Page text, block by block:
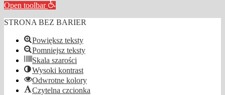
Open toolbar
STRONA BEZ BARIER
Powiększ teksty
Pomniejsz teksty
Skala szarości
Wysoki kontrast
Odwrotne kolory
Czytelna czcionka